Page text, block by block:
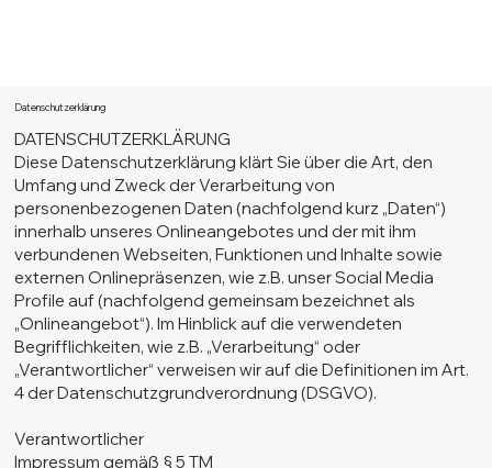
Datenschutzerklärung
DATENSCHUTZERKLÄRUNG
Diese Datenschutzerklärung klärt Sie über die Art, den
Umfang und Zweck der Verarbeitung von
personenbezogenen Daten (nachfolgend kurz „Daten“)
innerhalb unseres Onlineangebotes und der mit ihm
verbundenen Webseiten, Funktionen und Inhalte sowie
externen Onlinepräsenzen, wie z.B. unser Social Media
Profile auf (nachfolgend gemeinsam bezeichnet als
„Onlineangebot“). Im Hinblick auf die verwendeten
Begrifflichkeiten, wie z.B. „Verarbeitung“ oder
„Verantwortlicher“ verweisen wir auf die Definitionen im Art.
4 der Datenschutzgrundverordnung (DSGVO).
Verantwortlicher
Impressum gemäß § 5 TM